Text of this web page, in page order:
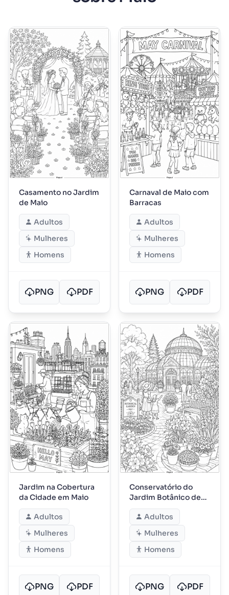
Casamento no Jardim
de Maio
Adultos
Mulheres
Homens
PNG PDF
Carnaval de Maio com
Barracas
Adultos
Mulheres
Homens
PNG PDF
Jardim na Cobertura
da Cidade em Maio
Adultos
Mulheres
Homens
PNG PDF
Conservatório do
Jardim Botânico de
Maio
Adultos
Mulheres
Homens
PNG PDF